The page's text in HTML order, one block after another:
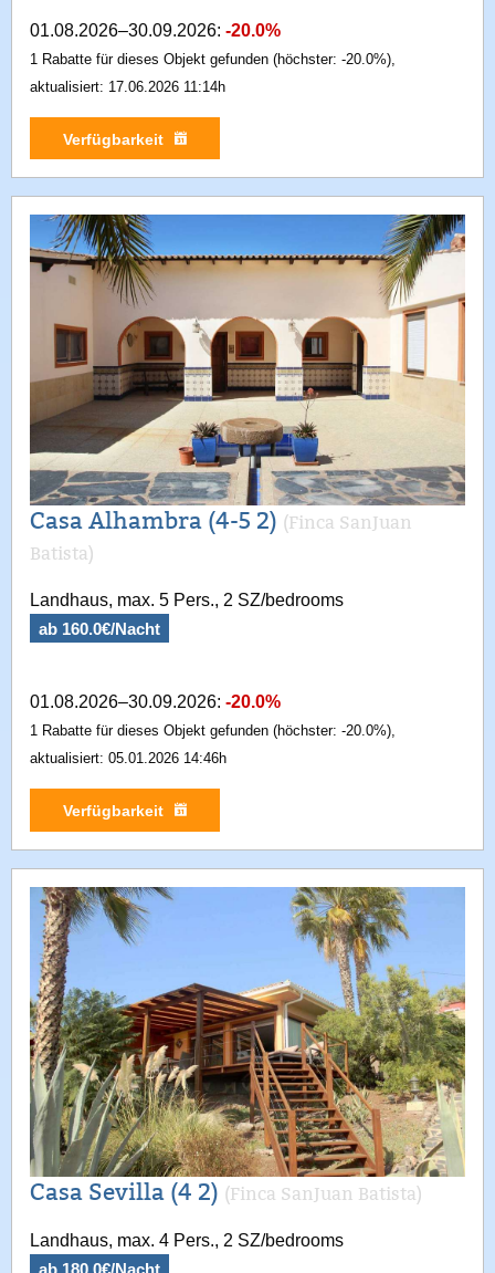
01.08.2026–30.09.2026: -20.0%
1 Rabatte für dieses Objekt gefunden (höchster: -20.0%),
aktualisiert: 17.06.2026 11:14h
Verfügbarkeit
Casa Alhambra (4-5 2) (Finca SanJuan
Batista)
Landhaus, max. 5 Pers., 2 SZ/bedrooms
ab 160.0€/Nacht
01.08.2026–30.09.2026: -20.0%
1 Rabatte für dieses Objekt gefunden (höchster: -20.0%),
aktualisiert: 05.01.2026 14:46h
Verfügbarkeit
Casa Sevilla (4 2) (Finca SanJuan Batista)
Landhaus, max. 4 Pers., 2 SZ/bedrooms
ab 180.0€/Nacht